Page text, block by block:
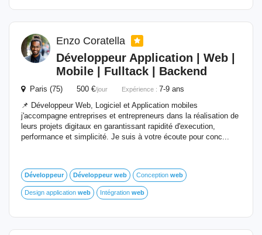
Enzo Coratella
Développeur Application | Web
Mobile | Fulltack | Backend
Paris (75) 500 €/jour Expérience : 7-9 ans
📌 Développeur Web, Logiciel et Application mobiles
j'accompagne entreprises et entrepreneurs dans la réalisation de
leurs projets digitaux en garantissant rapidité d'execution,
performance et simplicité. Je suis à votre écoute pour conc...
Développeur Développeur web Conception web
Design application web Intégration web